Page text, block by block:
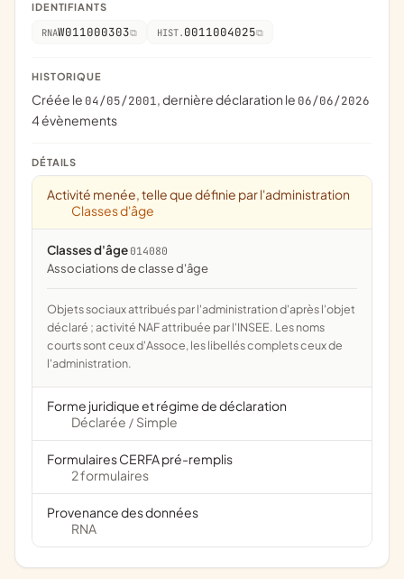
IDENTIFIANTS
RNAW011000303 HIST. 0011004025
HISTORIQUE
Créée le 04/05/2001, dernière déclaration le 06/06/2026
4 évènements
DÉTAILS
Activité menée, telle que définie par l'administration
Classes d'âge
Classes d'âge 014080
associations de classe d'âge
Objets sociaux attribués par l'administration d'après l'objet
déclaré ; activité NAF attribuée par l'INSEE. Les noms
courts sont ceux d'Assoce, les libellés complets ceux de
l'administration.
Forme juridique et régime de déclaration
Déclarée / Simple
Formulaires CERFA pré-remplis
2 formulaires
Provenance des données
RNA